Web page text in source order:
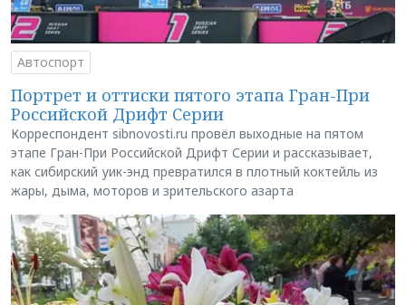
Автоспорт
Портрет и оттиски пятого этапа Гран-При
Российской Дрифт Серии
Корреспондент sibnovosti.ru провёл выходные на пятом
этапе Гран-При Российской Дрифт Серии и рассказывает,
как сибирский уик-энд превратился в плотный коктейль из
жары, дыма, моторов и зрительского азарта